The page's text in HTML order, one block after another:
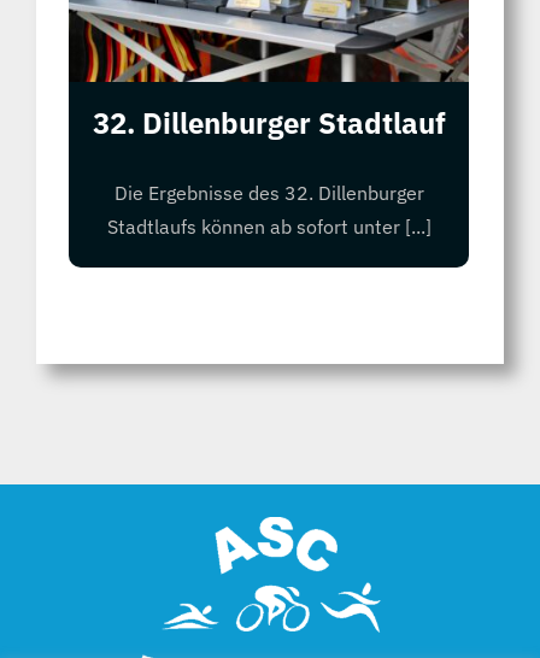
32. Dillenburger Stadtlauf
Die Ergebnisse des 32. Dillenburger
Stadtlaufs können ab sofort unter [...]